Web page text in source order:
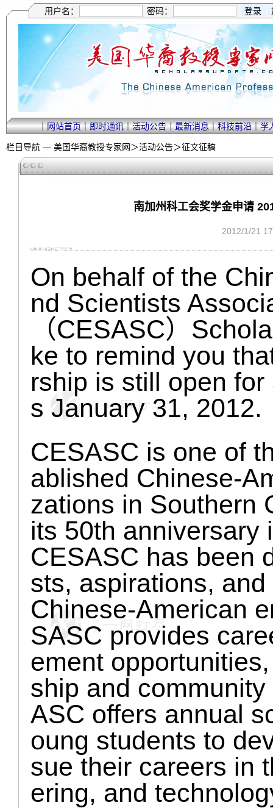
用户名： 密码：
｜网站首页｜即时通讯｜活动公告｜最新消息｜科技前沿｜学
栏目导航 — 美国华裔教授专家网＞活动公告＞征文征稿
南加州科工会奖学金申请
2012/1/21
On behalf of the
nd Scientists
（CESASC）
ke to remind you
rship is still open
s January 31, 2012.
CESASC is one of
ablished Chinese-
zations in Southern
its 50th anniversary
CESASC has been
sts, aspirations,
Chinese-American
SASC provides
ement
ship and
ASC offers annual
oung students to
sue their careers in
ering, and